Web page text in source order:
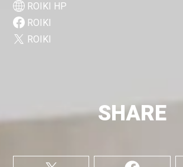
ROIKI HP
ROIKI
ROIKI
SHARE